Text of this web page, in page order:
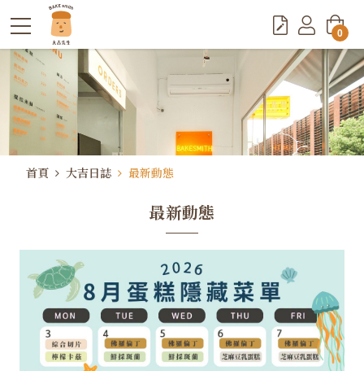
首頁 大吉日誌 最新動態
最新動態
0